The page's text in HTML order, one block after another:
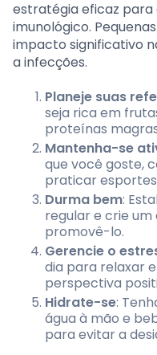
estratégia eficaz
imunológico.
impacto significativo
a infecções.
Planeje suas
seja rica em
proteínas
Mantenha-se
que você goste,
praticar
Durma bem:
regular e crie
promovê-lo.
Gerencie o
dia para relaxar
perspectiva
Hidrate-se:
água à mão e
para evitar a